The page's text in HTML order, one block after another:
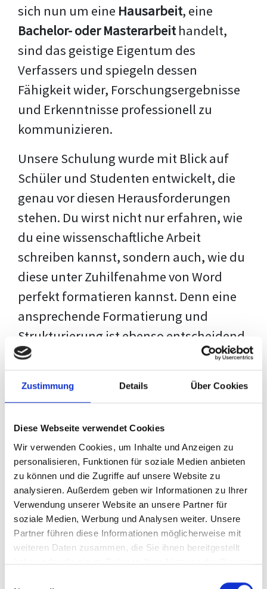
Zustimmung Details Über Cookies
Diese Webseite verwendet Cookies
Wir verwenden Cookies, um Inhalte und Anzeigen zu
personalisieren, Funktionen für soziale Medien anbieten
zu können und die Zugriffe auf unsere Website zu
analysieren. Außerdem geben wir Informationen zu Ihrer
Verwendung unserer Website an unsere Partner für
soziale Medien, Werbung und Analysen weiter. Unsere
Partner führen diese Informationen möglicherweise mit
weiteren Daten zusammen, die Sie ihnen bereitgestellt
haben oder die sie im Rahmen Ihrer Nutzung der Dienste
sich nun um eine Hausarbeit, eine
Bachelor- oder Masterarbeithandelt,
sind das geistige Eigentum des
Verfassers und spiegeln dessen
Fähigkeit wider, Forschungsergebnisse
und Erkenntnisse professionell zu
kommunizieren.
Unsere Schulung wurde mit Blick auf
Schüler und Studenten entwickelt, die
genau vor diesen Herausforderungen
stehen. Du wirst nicht nur erfahren, wie
du eine wissenschaftliche Arbeit
schreiben kannst, sondern auch, wie du
diese unter Zuhilfenahme von Word
perfekt formatieren kannst. Denn eine
ansprechende Formatierung und
Strukturierung ist ebenso entscheidend
wie der Inhalt selbst. Jeder Prüfer hat
eigene Erwartungen, und unsere
Schulung ist so konzipiert, dass sie dir
deiner individuellen Vorlage zeigt,
anstatt eine Einheitslösung zu bieten.
Der Prozess des wissenschaftlichen
Schreibens kann ohne das richtige
Wissen eine große Herausforderung
darstellen. Jedoch, ausgestattet mit
denTechniken und Strategiendieses
Kurses, wird die Formatierung deiner